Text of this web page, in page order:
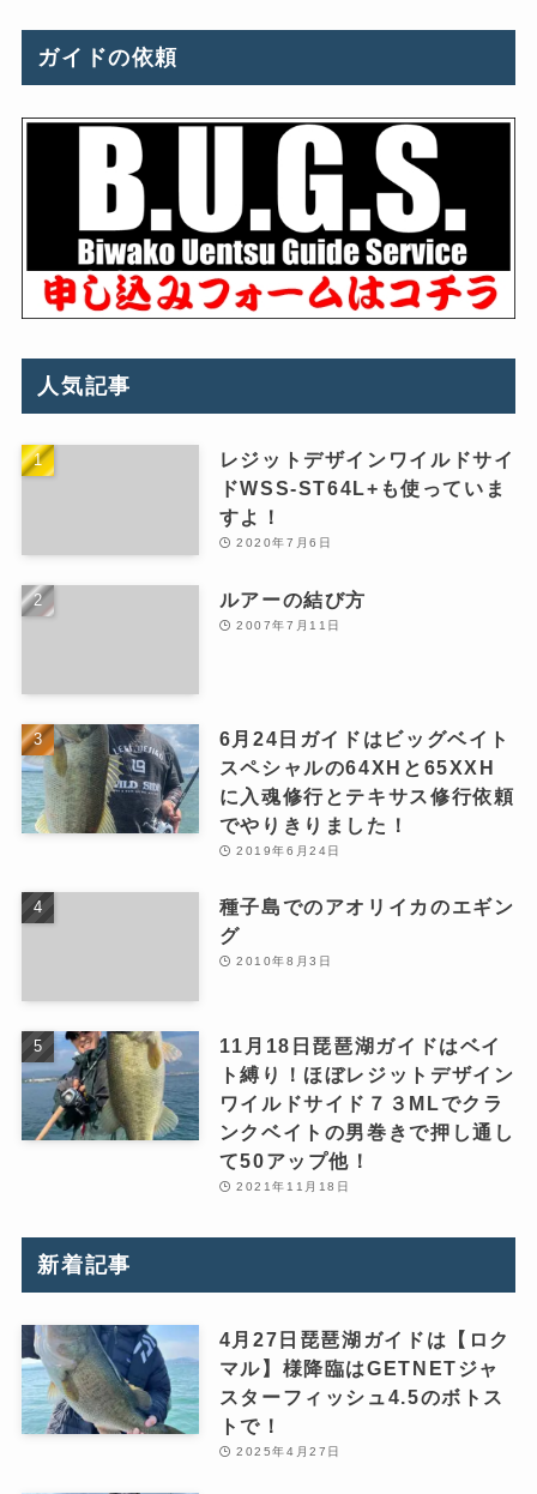
ガイドの依頼
人気記事
レジットデザインワイルドサイ
ドWSS-ST64L+も使っていま
すよ！
2020年7月6日
ルアーの結び方
2007年7月11日
6月24日ガイドはビッグベイト
スペシャルの64XHと65XXH
に入魂修行とテキサス修行依頼
でやりきりました！
2019年6月24日
種子島でのアオリイカのエギン
グ
2010年8月3日
11月18日琵琶湖ガイドはベイ
ト縛り！ほぼレジットデザイン
ワイルドサイド７３MLでクラ
ンクベイトの男巻きで押し通し
て50アップ他！
2021年11月18日
新着記事
4月27日琵琶湖ガイドは【ロク
マル】様降臨はGETNETジャ
スターフィッシュ4.5のボトス
トで！
2025年4月27日